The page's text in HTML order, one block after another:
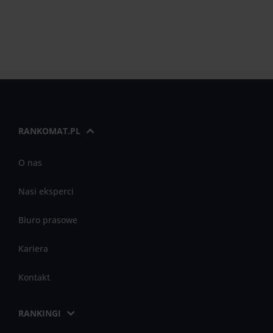
RANKOMAT.PL
O nas
Nasi eksperci
Biuro prasowe
Kariera
Kontakt
RANKINGI